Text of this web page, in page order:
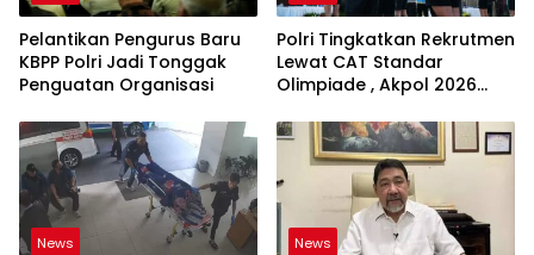
Pelantikan Pengurus Baru
KBPP Polri Jadi Tonggak
Penguatan Organisasi
Polri Tingkatkan Rekrutmen
Lewat CAT Standar
Olimpiade , Akpol 2026
News News